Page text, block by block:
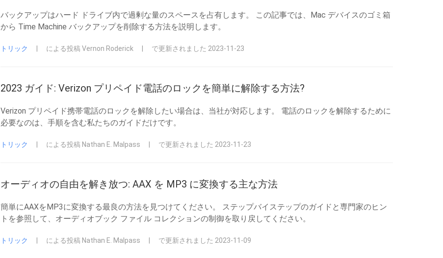
バックアップはハード ドライブ内で過剰な量のスペースを占有します。 この記事では、Mac デバイスのゴミ箱
から Time Machine バックアップを削除する方法を説明します。
トリック による投稿 Vernon Roderick で更新されました 2023-11-23
2023 ガイド: Verizon プリペイド電話のロックを簡単に解除する方法?
Verizon プリペイド携帯電話のロックを解除したい場合は、当社が対応します。 電話のロックを解除するために
必要なのは、手順を含む私たちのガイドだけです。
トリック による投稿 Nathan E. Malpass で更新されました 2023-11-23
オーディオの自由を解き放つ: AAX を MP3 に変換する主な方法
簡単にAAXをMP3に変換する最良の方法を見つけてください。 ステップバイステップのガイドと専門家のヒン
トを参照して、オーディオブック ファイル コレクションの制御を取り戻してください。
トリック による投稿 Nathan E. Malpass で更新されました 2023-11-09